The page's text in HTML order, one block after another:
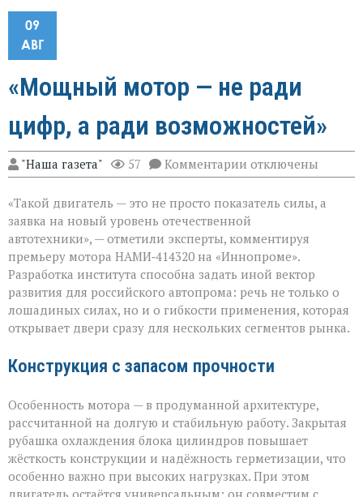
09
АВГ
«Мощный мотор — не ради
цифр, а ради возможностей»
"Наша газета" 57 Комментарии к
записи
мотор — не
ради
а
ради
возможностей»
отключены
«Такой двигатель — это не просто показатель силы, а
заявка на новый уровень отечественной
автотехники», — отметили эксперты, комментируя
премьеру мотора НАМИ‑414320 на «Иннопроме».
Разработка института способна задать иной вектор
развития для российского автопрома: речь не только о
лошадиных силах, но и о гибкости применения, которая
открывает двери сразу для нескольких сегментов рынка.
Конструкция с запасом прочности
Особенность мотора — в продуманной архитектуре,
рассчитанной на долгую и стабильную работу. Закрытая
рубашка охлаждения блока цилиндров повышает
жёсткость конструкции и надёжность герметизации, что
особенно важно при высоких нагрузках. При этом